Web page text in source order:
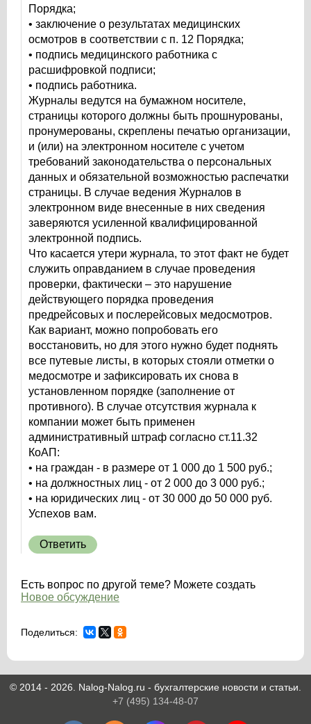
Порядка;
• заключение о результатах медицинских
осмотров в соответствии с п. 12 Порядка;
• подпись медицинского работника с
расшифровкой подписи;
• подпись работника.
Журналы ведутся на бумажном носителе,
страницы которого должны быть прошнурованы,
пронумерованы, скреплены печатью организации,
и (или) на электронном носителе с учетом
требований законодательства о персональных
данных и обязательной возможностью распечатки
страницы. В случае ведения Журналов в
электронном виде внесенные в них сведения
заверяются усиленной квалифицированной
электронной подпись.
Что касается утери журнала, то этот факт не будет
служить оправданием в случае проведения
проверки, фактически – это нарушение
действующего порядка проведения
предрейсовых и послерейсовых медосмотров.
Как вариант, можно попробовать его
восстановить, но для этого нужно будет поднять
все путевые листы, в которых стояли отметки о
медосмотре и зафиксировать их снова в
установленном порядке (заполнение от
противного). В случае отсутствия журнала к
компании может быть применен
административный штраф согласно ст.11.32
КоАП:
• на граждан - в размере от 1 000 до 1 500 руб.;
• на должностных лиц - от 2 000 до 3 000 руб.;
• на юридических лиц - от 30 000 до 50 000 руб.
Успехов вам.
Ответить
Есть вопрос по другой теме? Можете создать
Новое обсуждение
Поделиться:
© 2014 - 2026. Nalog-Nalog.ru - бухгалтерские новости и статьи.
+7 (495) 134-48-07